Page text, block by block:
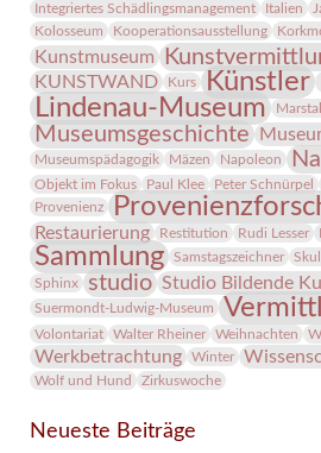
Integriertes Schädlingsmanagement
Italien
Kolosseum
Kooperationsausstellung
Kunstmuseum
KUNSTWAND Kurs Künstler
Lindenau-Museum Marstall
Museumsgeschichte
Museumspädagogik Mäzen Napoleon
Objekt im Fokus
Paul Klee Peter Schnürpel
Provenienz
Restaurierung Restitution Rudi Lesser
Sammlung Samstagszeichner
Sphinx
studio Studio Bildende
Suermondt-Ludwig-Museum
Volontariat
Walter Rheiner Weihnachten
Werkbetrachtung Winter
Wolf und Hund
Zirkuswoche
Neueste Beiträge